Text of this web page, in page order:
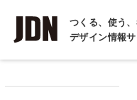
つくる、使う
デザイン情報サ
INTERVIEW
インタビュー